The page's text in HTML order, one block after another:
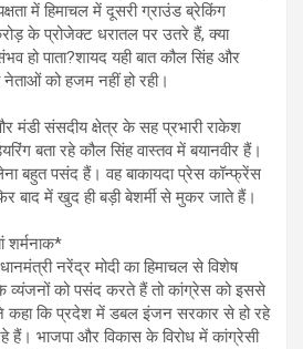
में हिमाचल में दूसरी ग्राउंड ब्रेकिंग
के प्रोजेक्ट धरातल पर उतरे हैं, क्या
हो पाता?शायद यही बात कौल सिंह और
को हजम नहीं हो रही।
मंडी संसदीय क्षेत्र के सह प्रभारी राकेश
बता रहे कौल सिंह वास्तव में बयानवीर हैं।
बहुत पसंद हैं। वह बाकायदा प्रेस कॉन्फ्रेंस
में खुद ही बड़ी बेशर्मी से मुकर जाते हैं।
शर्मनाक*
नरेंद्र मोदी का हिमाचल से विशेष
व्यंजनों को पसंद करते हैं तो कांग्रेस को इससे
ने कहा कि प्रदेश में डबल इंजन सरकार से हो रहे
हैं। भाजपा और विकास के विरोध में कांग्रेसी